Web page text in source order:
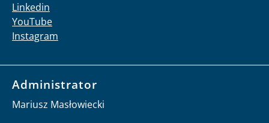
Linkedin
YouTube
Instagram
Administrator
Mariusz Masłowiecki